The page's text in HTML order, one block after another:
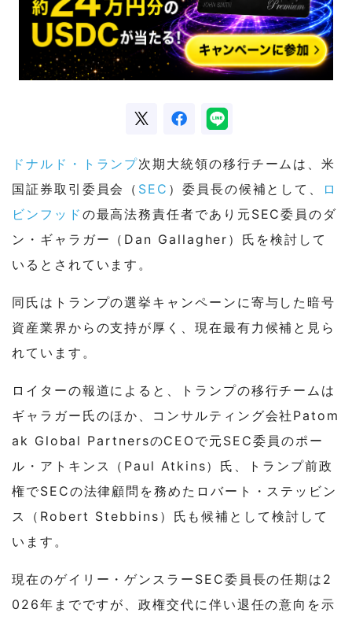
ドナルド・トランプ次期大統領の移行チームは、米
国証券取引委員会（ SEC ）委員長の候補として、
ロ
ビンフッド の最高法務責任者であり元SEC委員のダ
ン・ギャラガー（Dan Gallagher）氏を検討して
いるとされています。
同氏はトランプの選挙キャンペーンに寄与した暗号
資産業界からの支持が厚く、現在最有力候補と見ら
れています。
ロイターの報道によると、トランプの移行チームは
ギャラガー氏のほか、コンサルティング会社Patom
ak Global PartnersのCEOで元SEC委員のポー
ル・アトキンス（Paul Atkins）氏、トランプ前政
権でSECの法律顧問を務めたロバート・ステッビン
ス（Robert Stebbins）氏も候補として検討して
います。
現在のゲイリー・ゲンスラーSEC委員長の任期は2
026年までですが、政権交代に伴い退任の意向を示